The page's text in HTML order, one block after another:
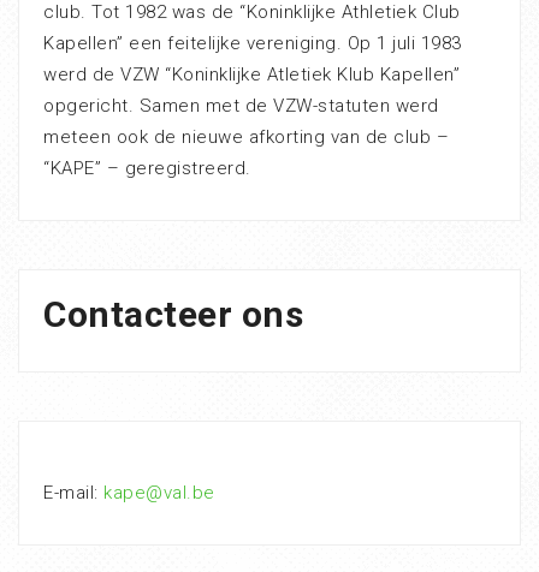
club. Tot 1982 was de “Koninklijke Athletiek Club
Kapellen” een feitelijke vereniging. Op 1 juli 1983
werd de VZW “Koninklijke Atletiek Klub Kapellen”
opgericht. Samen met de VZW-statuten werd
meteen ook de nieuwe afkorting van de club –
“KAPE” – geregistreerd.
Contacteer ons
E-mail: kape@val.be